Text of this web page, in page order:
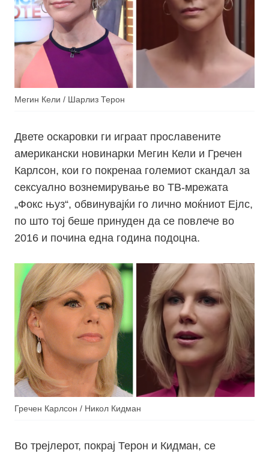
Мегин Кели / Шарлиз Терон
Двете оскаровки ги играат прославените
американски новинарки Мегин Кели и Гречен
Карлсон, кои го покренаа големиот скандал за
сексуално вознемирување во ТВ-мрежата
„Фокс њуз“, обвинувајќи го лично моќниот Ејлс,
по што тој беше принуден да се повлече во
2016 и почина една година подоцна.
Гречен Карлсон / Никол Кидман
Во трејлерот, покрај Терон и Кидман, се